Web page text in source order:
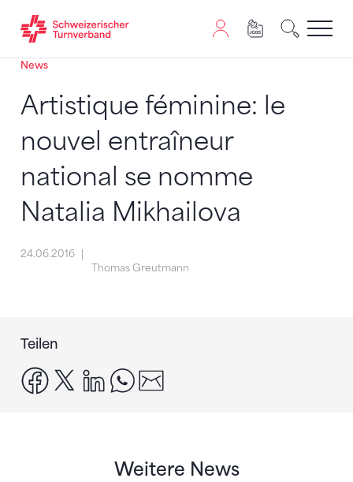
Zum Inhalt springen
Zur Sitemap navigieren
Zum Navigieren dieser Seite wird JavaScript benötigt.
News
Artistique féminine: le
nouvel entraîneur
national se nomme
Natalia Mikhailova
24.06.2016
Thomas Greutmann
Teilen
facebook
x linkedinwhatsapp
Weitere News